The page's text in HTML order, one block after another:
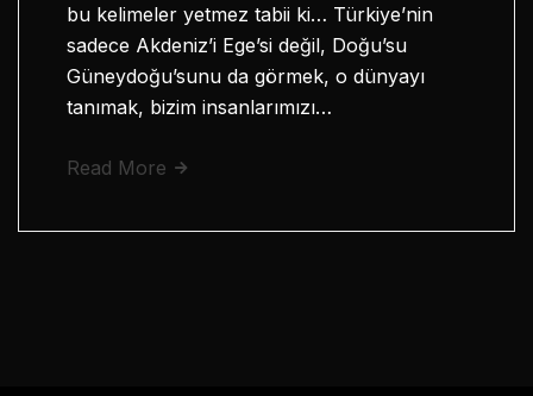
bu kelimeler yetmez tabii ki… Türkiye’nin
sadece Akdeniz’i Ege’si değil, Doğu’su
Güneydoğu’sunu da görmek, o dünyayı
tanımak, bizim insanlarımızı…
Read More